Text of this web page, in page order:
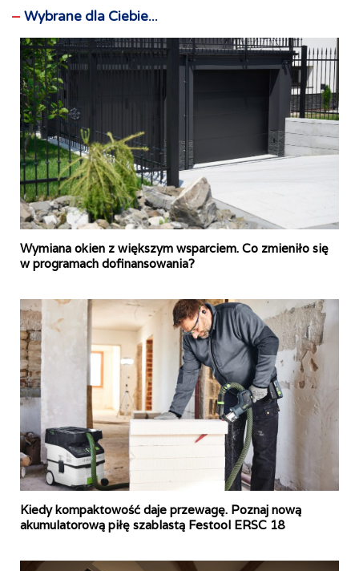
Wybrane dla Ciebie...
Wymiana okien z większym wsparciem. Co zmieniło się
w programach dofinansowania?
Kiedy kompaktowość daje przewagę. Poznaj nową
akumulatorową piłę szablastą Festool ERSC 18